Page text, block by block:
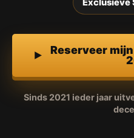
Exclusieve
Reserveer
Sinds 2021 ieder jaar